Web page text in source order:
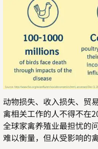
动物损失、收入损失、
禽相关工作的人不得不在
全球家禽养殖业最担忧的
难以衡量，但从受影响的